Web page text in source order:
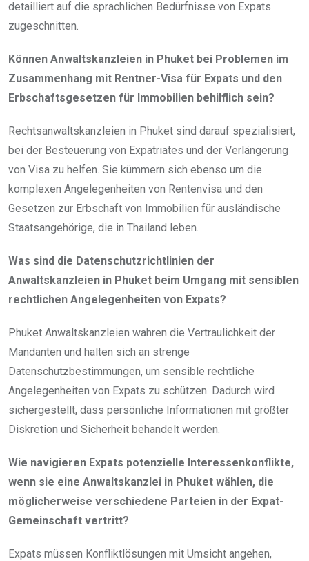
detailliert auf die sprachlichen Bedürfnisse von Expats
zugeschnitten.
Können Anwaltskanzleien in Phuket bei Problemen im
Zusammenhang mit Rentner-Visa für Expats und den
Erbschaftsgesetzen für Immobilien behilflich sein?
Rechtsanwaltskanzleien in Phuket sind darauf spezialisiert,
bei der Besteuerung von Expatriates und der Verlängerung
von Visa zu helfen. Sie kümmern sich ebenso um die
komplexen Angelegenheiten von Rentenvisa und den
Gesetzen zur Erbschaft von Immobilien für ausländische
Staatsangehörige, die in Thailand leben.
Was sind die Datenschutzrichtlinien der
Anwaltskanzleien in Phuket beim Umgang mit sensiblen
rechtlichen Angelegenheiten von Expats?
Phuket Anwaltskanzleien wahren die Vertraulichkeit der
Mandanten und halten sich an strenge
Datenschutzbestimmungen, um sensible rechtliche
Angelegenheiten von Expats zu schützen. Dadurch wird
sichergestellt, dass persönliche Informationen mit größter
Diskretion und Sicherheit behandelt werden.
Wie navigieren Expats potenzielle Interessenkonflikte,
wenn sie eine Anwaltskanzlei in Phuket wählen, die
möglicherweise verschiedene Parteien in der Expat-
Gemeinschaft vertritt?
Expats müssen Konfliktlösungen mit Umsicht angehen,